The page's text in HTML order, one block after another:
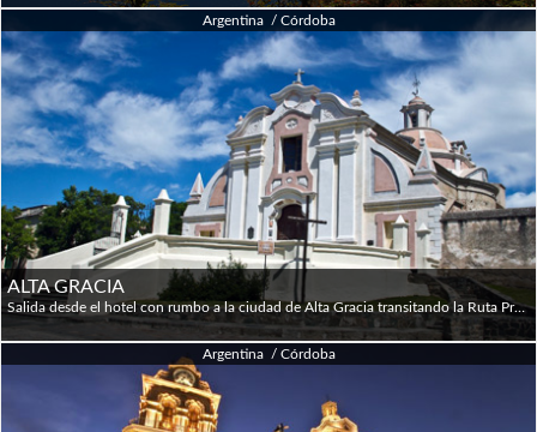
Argentina / Córdoba
ALTA GRACIA
Salida desde el hotel con rumbo a la ciudad de Alta Gracia transitando la Ruta Provincial 5, pasando por una importante zona industrial de la ciudad de Córdoba. Arribo a la localidad de Alta Gracia. Se visita el Museo del Virrey Liniers, anteriormente conocido como Estancia Jesuítica de Alta Gracia. el característico Tajamar, la Iglesia de construcción jesuítica, la Casa del Che Guevara y la casa de Manuel de Falla. Regreso a Córdoba por Falda del Carmen y Autopista Ing. Justiniano Allende Posse. Duración aproximada 4 horas. Entradas a los Museos no incluidas.
Argentina / Córdoba